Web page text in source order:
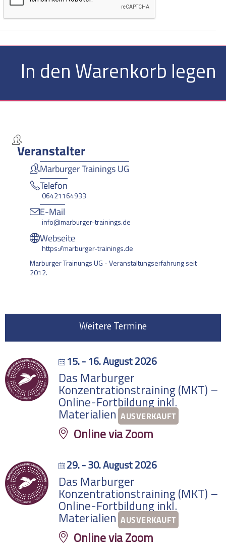
In den Warenkorb legen
Veranstalter
Marburger Trainings UG
Telefon
06421164933
E-Mail
info@marburger-trainings.de
Webseite
https://marburger-trainings.de
Marburger Trainungs UG - Veranstaltungserfahrung seit
2012.
Weitere Termine
15. - 16. August 2026
Das Marburger
Konzentrationstraining (MKT) –
Online-Fortbildung inkl.
Materialien AUSVERKAUFT
Online via Zoom
29. - 30. August 2026
Das Marburger
Konzentrationstraining (MKT) –
Online-Fortbildung inkl.
Materialien AUSVERKAUFT
Online via Zoom